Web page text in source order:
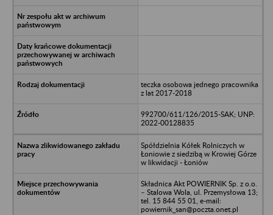
teczka osobowa jednego pracownika
z lat 2017-2018
992700/611/126/2015-SAK; UNP:
2022-00128835
Spółdzielnia Kółek Rolniczych w
Łoniowie z siedzibą w Krowiej Górze
w likwidacji - Łoniów
Składnica Akt POWIERNIK Sp. z o.o.
– Stalowa Wola, ul. Przemysłowa 13;
tel. 15 844 55 01, e-mail:
powiernik_san@poczta.onet.pl